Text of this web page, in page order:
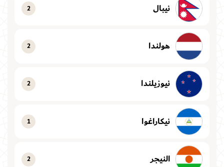
نيبال 2
هولندا 2
نيوزيلندا 2
نيكاراغوا 1
النيجر 2